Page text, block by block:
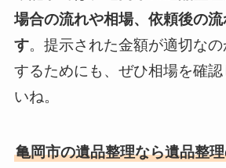
場合の流れや相場、依頼後の
す。提示された金額が適切な
するためにも、ぜひ相場を確認
いね。
亀岡市の遺品整理なら遺品整